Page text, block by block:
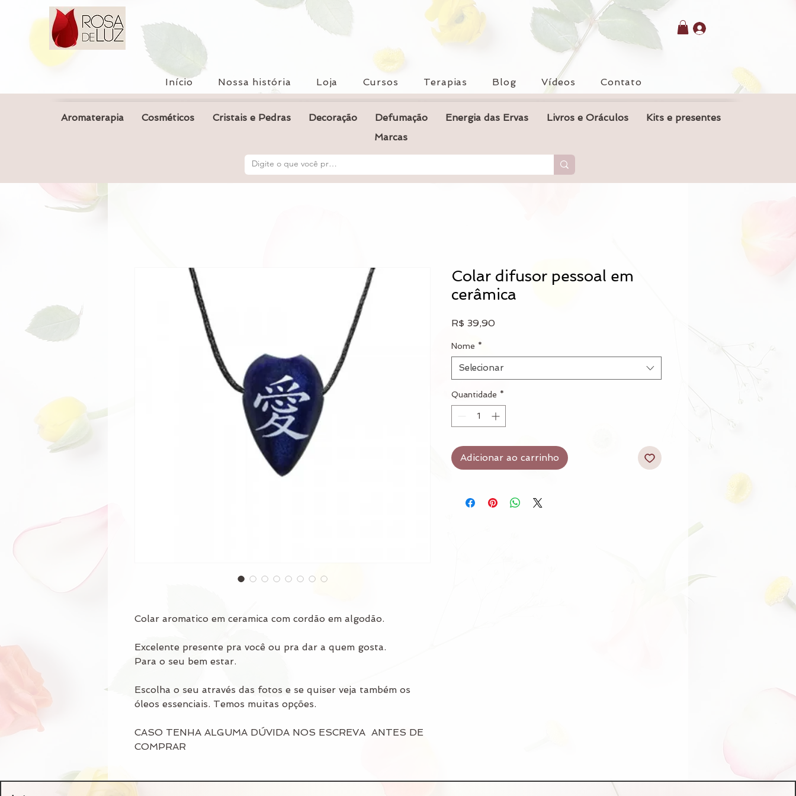
Início Nossa história Loja Cursos Terapias Blog Vídeos Contato
Aromaterapia Cosméticos Cristais e Pedras Decoração Defumação Energia das Ervas Livros e Oráculos
Kits e presentes
Marcas
Colar aromatico em ceramica com cordão em algodão.
Excelente presente pra você ou pra dar a quem gosta.
Para o seu bem estar.
Escolha o seu através das fotos e se quiser veja também os
óleos essenciais. Temos muitas opções.
CASO TENHA ALGUMA DÚVIDA NOS ESCREVA ANTES DE
COMPRAR
Colar difusor pessoal em
cerâmica
R$ 39,90Preço
Nome *
Selecionar
Quantidade *
Adicionar ao carrinho